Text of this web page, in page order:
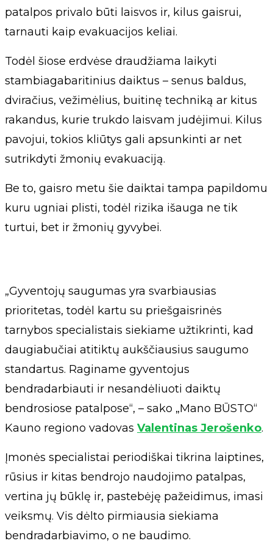
patalpos privalo būti laisvos ir, kilus gaisrui,
tarnauti kaip evakuacijos keliai.
Todėl šiose erdvėse draudžiama laikyti
stambiagabaritinius daiktus – senus baldus,
dviračius, vežimėlius, buitinę techniką ar kitus
rakandus, kurie trukdo laisvam judėjimui. Kilus
pavojui, tokios kliūtys gali apsunkinti ar net
sutrikdyti žmonių evakuaciją.
Be to, gaisro metu šie daiktai tampa papildomu
kuru ugniai plisti, todėl rizika išauga ne tik
turtui, bet ir žmonių gyvybei.
„Gyventojų saugumas yra svarbiausias
prioritetas, todėl kartu su priešgaisrinės
tarnybos specialistais siekiame užtikrinti, kad
daugiabučiai atitiktų aukščiausius saugumo
standartus. Raginame gyventojus
bendradarbiauti ir nesandėliuoti daiktų
bendrosiose patalpose“, – sako „Mano BŪSTO“
Kauno regiono vadovas Valentinas Jerošenko.
Įmonės specialistai periodiškai tikrina laiptines,
rūsius ir kitas bendrojo naudojimo patalpas,
vertina jų būklę ir, pastebėję pažeidimus, imasi
veiksmų. Vis dėlto pirmiausia siekiama
bendradarbiavimo, o ne baudimo.